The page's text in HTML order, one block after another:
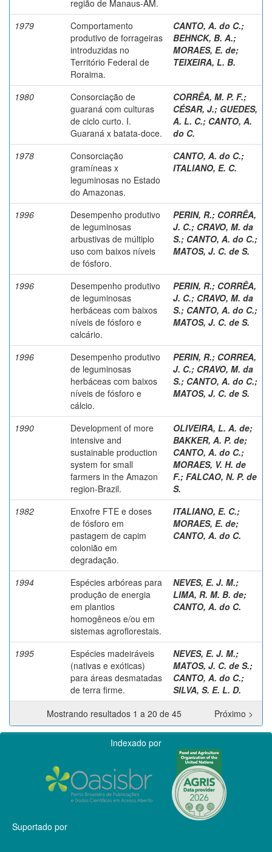
região de Manaus-AM.
1979
Comportamento
produtivo de forrageiras
introduzidas no
Território Federal de
Roraima.
CANTO, A. do C.;
BEHNCK, B. A.;
MORAES, E. de;
TEIXEIRA, L. B.
1980
Consorciação de
guaraná com culturas
de ciclo curto. I.
Guaraná x batata-doce.
CORRÊA, M. P. F.;
CÉSAR, J.; GUEDES,
A. L. C.; CANTO, A.
do C.
1978
Consorciação
gramíneas x
leguminosas no Estado
do Amazonas.
CANTO, A. do C.;
ITALIANO, E. C.
1996
Desempenho produtivo
de leguminosas
arbustivas de múltiplo
uso com baixos níveis
de fósforo.
PERIN, R.; CORRÊA,
J. C.; CRAVO, M. da
S.; CANTO, A. do C.;
MATOS, J. C. de S.
1996
Desempenho produtivo
de leguminosas
herbáceas com baixos
níveis de fósforo e
calcário.
PERIN, R.; CORRÊA,
J. C.; CRAVO, M. da
S.; CANTO, A. do C.;
MATOS, J. C. de S.
1996
Desempenho produtivo
de leguminosas
herbáceas com baixos
níveis de fósforo e
cálcio.
PERIN, R.; CORREA,
J. C.; CRAVO, M. da
S.; CANTO, A. do C.;
MATOS, J. C. de S.
1990
Development of more
intensive and
sustainable production
system for small
farmers in the Amazon
region-Brazil.
OLIVEIRA, L. A. de;
BAKKER, A. P. de;
CANTO, A. do C.;
MORAES, V. H. de
F.; FALCAO, N. P. de
S.
1982
Enxofre FTE e doses
de fósforo em
pastagem de capim
colonião em
degradação.
ITALIANO, E. C.;
MORAES, E. de;
CANTO, A. do C.
1994
Espécies arbóreas para
produção de energia
em plantios
homogêneos e/ou em
sistemas agroflorestais.
NEVES, E. J. M.;
LIMA, R. M. B. de;
CANTO, A. do C.
1995
Espécies madeiráveis
(nativas e exóticas)
para áreas desmatadas
de terra firme.
NEVES, E. J. M.;
MATOS, J. C. de S.;
CANTO, A. do C.;
SILVA, S. E. L. D.
Mostrando resultados 1 a 20 de 45
Próximo >
Indexado por
Suportado por